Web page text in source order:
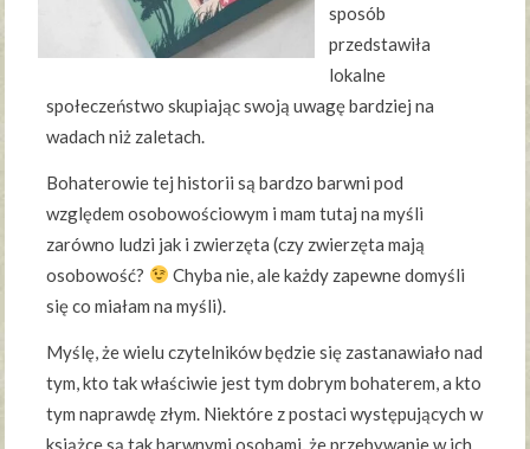
sposób
przedstawiła
lokalne
społeczeństwo skupiając swoją uwagę bardziej na
wadach niż zaletach.
Bohaterowie tej historii są bardzo barwni pod
względem osobowościowym i mam tutaj na myśli
zarówno ludzi jak i zwierzęta (czy zwierzęta mają
osobowość?
Chyba nie, ale każdy zapewne domyśli
się co miałam na myśli).
Myślę, że wielu czytelników będzie się zastanawiało nad
tym, kto tak właściwie jest tym dobrym bohaterem, a kto
tym naprawdę złym. Niektóre z postaci występujących w
książce są tak barwnymi osobami, że przebywanie w ich